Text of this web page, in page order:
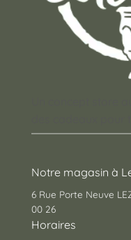
Notre magasin à
6 Rue Porte Neuve
00 26
Horaires